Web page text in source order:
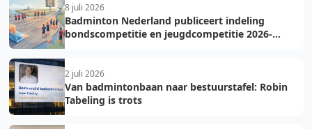
8 juli 2026
Badminton Nederland publiceert indeling
bondscompetitie en jeugdcompetitie 2026-
2 juli 2026
Van badmintonbaan naar bestuurstafel: Robin
Tabeling is trots